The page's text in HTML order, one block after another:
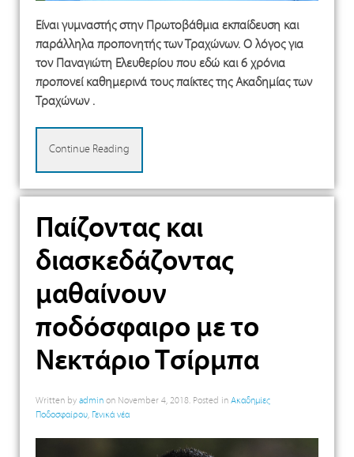
Είναι γυμναστής στην Πρωτοβάθμια εκπαίδευση και
παράλληλα προπονητής των Τραχώνων. Ο λόγος για
τον Παναγιώτη Ελευθερίου που εδώ και 6 χρόνια
προπονεί καθημερινά τους παίκτες της Ακαδημίας των
Τραχώνων .
Continue Reading
Παίζοντας και
διασκεδάζοντας
μαθαίνουν
ποδόσφαιρο με το
Νεκτάριο Τσίρμπα
Written by admin on November 4, 2018. Posted in Ακαδημίες
Ποδοσφαίρου, Γενικά νέα